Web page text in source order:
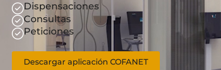
Dispensaciones
Consultas
Peticiones
Descargar aplicación COFANET